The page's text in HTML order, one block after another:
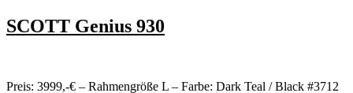
SCOTT Genius 930
Preis: 3999,-€ – Rahmengröße L – Farbe: Dark Teal / Black #3712